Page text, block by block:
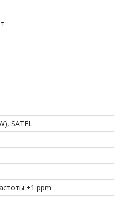
SATEL
±1 ppm